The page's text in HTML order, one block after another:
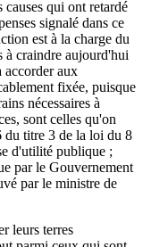
qui ont retardé
signalé dans ce
est à la charge du
à craindre aujourd'hui
accorder aux
fixée, puisque
nécessaires à
sont celles qu'on
du titre 3 de la loi du 8
d'utilité publique ;
par le Gouvernement
par le ministre de
leurs terres